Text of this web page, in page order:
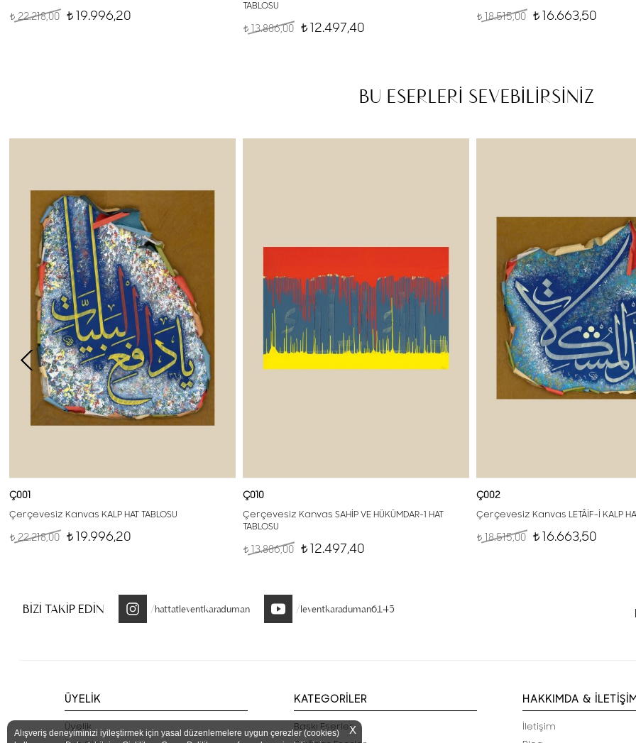
t 22.218,00 t19.996,20
TABLOSU
t 13.886,00 t12.497,40
t 18.515,00 t16.663,50
BU ESERLERİ SEVEBİLİRSİNİZ
Ç001
Çerçevesiz Kanvas KALP HAT TABLOSU
t 22.218,00 t19.996,20
Ç010
Çerçevesiz Kanvas SAHİP VE HÜKÜMDAR-1 HAT
TABLOSU
t 13.886,00 t12.497,40
Ç002
Çerçevesiz Kanvas LETÂİF-İ KALP
t 18.515,00 t16.663,50
BİZİ TAKİP EDİN /hattatleventkaraduman /leventkaraduman6145
ÜYELİK
Üyelik
KATEGORİLER
Baskı Eserler
HAKKIMDA & İLETİŞİM
İletişim
Alışveriş deneyiminizi iyileştirmek için yasal düzenlemelere uygun çerezler (cookies)
X